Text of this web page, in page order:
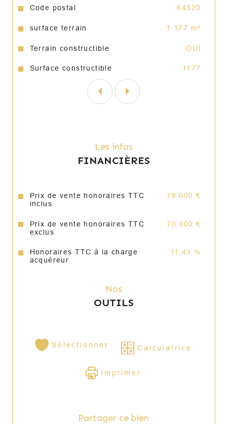
Caractéristiques Valeurs
Code postal 64520
surface terrain 1 177 m²
Terrain constructible OUI
Surface constructible 1177
Les infos
FINANCIÈRES
Prix de vente honoraires TTC
inclus
78 000 €
Prix de vente honoraires TTC
exclus
70 000 €
Honoraires TTC à la charge
acquéreur
11,43 %
Nos
OUTILS
Sélectionner Calculatrice
Imprimer
Partager ce bien